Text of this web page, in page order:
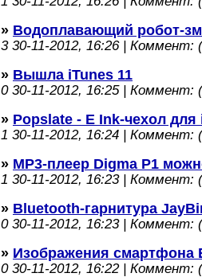
» Водоплавающий робот-
330-11-2012, 16:26 | Коммент:
» Вышла iTunes 11
030-11-2012, 16:25 | Коммент:
» Popslate - E Ink-чехол для
1 30-11-2012, 16:24 | Коммент:
» MP3-плеер Digma P1
1 30-11-2012, 16:23 | Коммент:
» Bluetooth-гарнитура
030-11-2012, 16:23 | Коммент:
» Изображения смартфона
030-11-2012, 16:22 | Коммент: